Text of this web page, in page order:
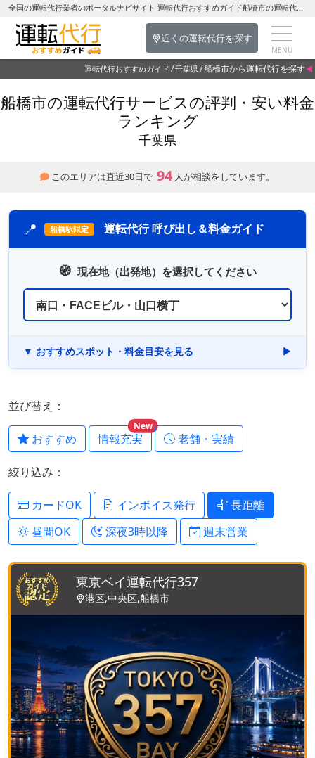
全国の運転代行業者のポータルナビサイト 運転代行おすすめガイド船橋市の運転代行を探す-千葉県の運転代行
近くの運転代行を探す
運転代行おすすめガイド 千葉県 船橋市から運転代行を探す
船橋市の運転代行サービスの評判・安い料金
ランキング
千葉県
このエリアは直近30日で 94 人が相談をしています。
📍 船橋駅限定 運転代行 呼び出し＆料金ガイド
🧭 現在地（出発地）を選択してください
▼ おすすめスポット・料金目安を見る ▶
並び替え：
おすすめ 情報充実
New
老舗・実績
絞り込み：
カードOK インボイス発行
長距離
昼間OK
深夜3時以降 週末営業
東京ベイ運転代行357
港区,中央区,船橋市